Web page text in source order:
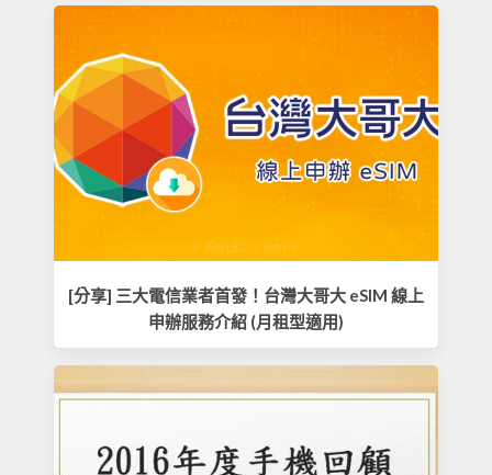
[分享] 三大電信業者首發！台灣大哥大 eSIM 線上
申辦服務介紹 (月租型適用)